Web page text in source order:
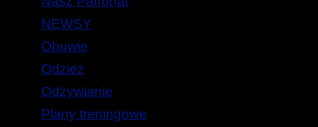
NEWSY
Obuwie
Odzież
Odżywianie
Plany treningowe